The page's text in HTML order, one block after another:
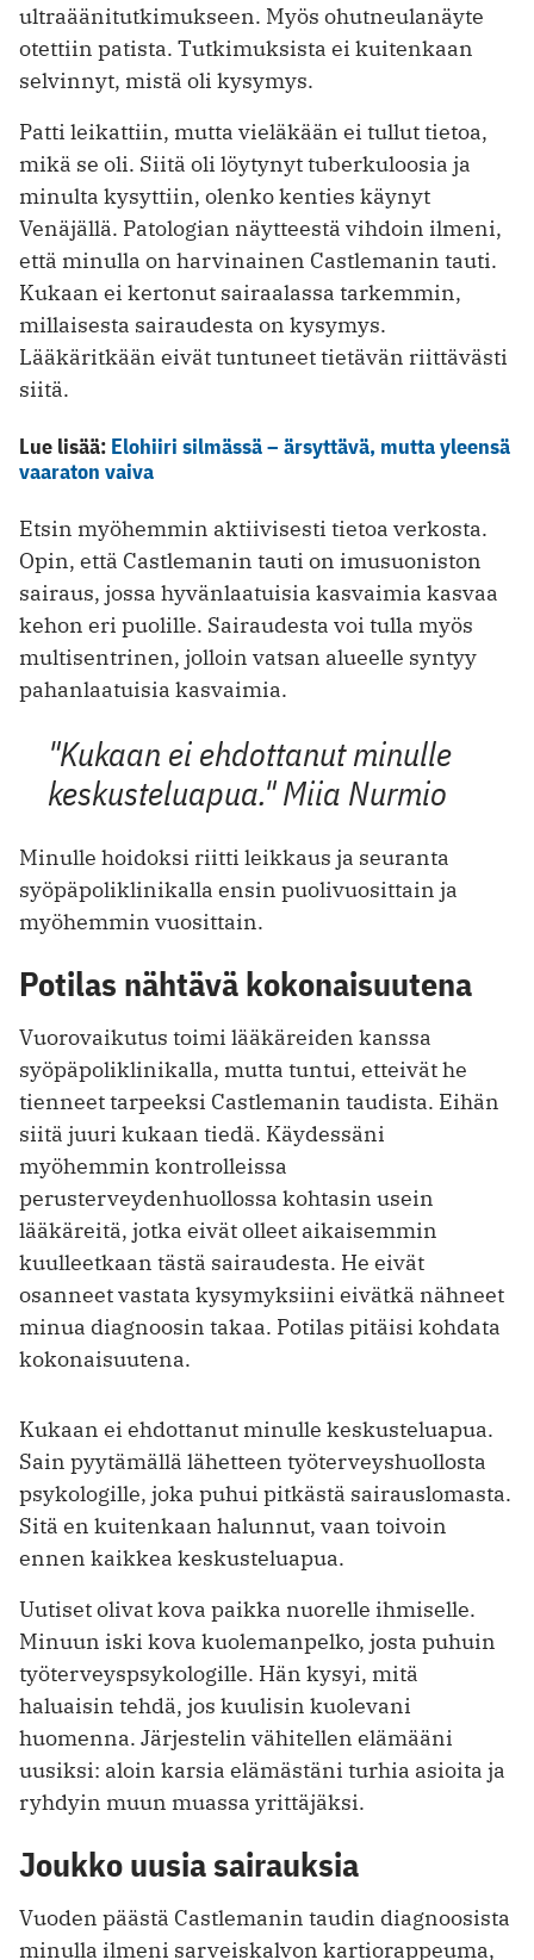
ultraäänitutkimukseen. Myös ohutneulanäyte
otettiin patista. Tutkimuksista ei kuitenkaan
selvinnyt, mistä oli kysymys.
Patti leikattiin, mutta vieläkään ei tullut tietoa,
mikä se oli. Siitä oli löytynyt tuberkuloosia ja
minulta kysyttiin, olenko kenties käynyt
Venäjällä. Patologian näytteestä vihdoin ilmeni,
että minulla on harvinainen Castlemanin tauti.
Kukaan ei kertonut sairaalassa tarkemmin,
millaisesta sairaudesta on kysymys.
Lääkäritkään eivät tuntuneet tietävän riittävästi
siitä.
Lue lisää: Elohiiri silmässä – ärsyttävä, mutta yleensä
vaaraton vaiva
Etsin myöhemmin aktiivisesti tietoa verkosta.
Opin, että Castlemanin tauti on imusuoniston
sairaus, jossa hyvänlaatuisia kasvaimia kasvaa
kehon eri puolille. Sairaudesta voi tulla myös
multisentrinen, jolloin vatsan alueelle syntyy
pahanlaatuisia kasvaimia.
"Kukaan ei ehdottanut minulle
keskusteluapua." Miia Nurmio
Minulle hoidoksi riitti leikkaus ja seuranta
syöpäpoliklinikalla ensin puolivuosittain ja
myöhemmin vuosittain.
Potilas nähtävä kokonaisuutena
Vuorovaikutus toimi lääkäreiden kanssa
syöpäpoliklinikalla, mutta tuntui, etteivät he
tienneet tarpeeksi Castlemanin taudista. Eihän
siitä juuri kukaan tiedä. Käydessäni
myöhemmin kontrolleissa
perusterveydenhuollossa kohtasin usein
lääkäreitä, jotka eivät olleet aikaisemmin
kuulleetkaan tästä sairaudesta. He eivät
osanneet vastata kysymyksiini eivätkä nähneet
minua diagnoosin takaa. Potilas pitäisi kohdata
kokonaisuutena.
Kukaan ei ehdottanut minulle keskusteluapua.
Sain pyytämällä lähetteen työterveyshuollosta
psykologille, joka puhui pitkästä sairauslomasta.
Sitä en kuitenkaan halunnut, vaan toivoin
ennen kaikkea keskusteluapua.
Uutiset olivat kova paikka nuorelle ihmiselle.
Minuun iski kova kuolemanpelko, josta puhuin
työterveyspsykologille. Hän kysyi, mitä
haluaisin tehdä, jos kuulisin kuolevani
huomenna. Järjestelin vähitellen elämääni
uusiksi: aloin karsia elämästäni turhia asioita ja
ryhdyin muun muassa yrittäjäksi.
Joukko uusia sairauksia
Vuoden päästä Castlemanin taudin diagnoosista
minulla ilmeni sarveiskalvon kartiorappeuma,